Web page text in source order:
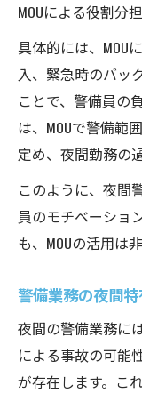
MOUによる役割分
具体的には、MOU
入、緊急時のバッ
ことで、警備員の
は、MOUで警備範
定め、夜間勤務の
このように、夜間
員のモチベーショ
も、MOUの活用は
警備業務の夜間
夜間の警備業務に
による事故の可能
が存在します。こ